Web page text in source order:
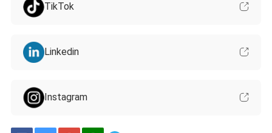
TikTok
Linkedin
Instagram